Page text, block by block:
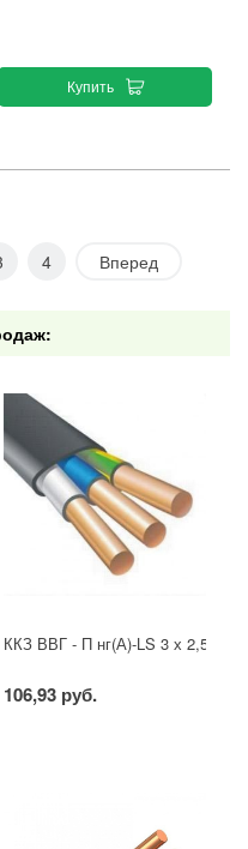
Купить
4 Вперед
ККЗ ВВГ - П нг(А)-LS 3 х 2,5
106,93 руб.